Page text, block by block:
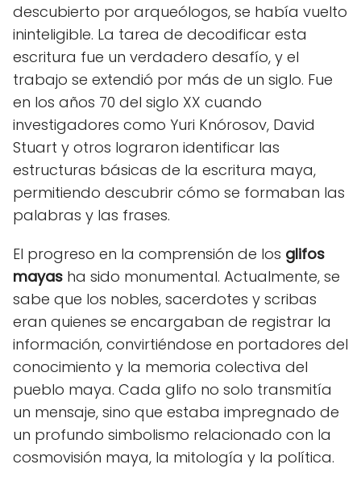
descubierto por arqueólogos, se había vuelto
ininteligible. La tarea de decodificar esta
escritura fue un verdadero desafío, y el
trabajo se extendió por más de un siglo. Fue
en los años 70 del siglo XX cuando
investigadores como Yuri Knórosov, David
Stuart y otros lograron identificar las
estructuras básicas de la escritura maya,
permitiendo descubrir cómo se formaban las
palabras y las frases.
El progreso en la comprensión de los glifos
mayas ha sido monumental. Actualmente, se
sabe que los nobles, sacerdotes y scribas
eran quienes se encargaban de registrar la
información, convirtiéndose en portadores del
conocimiento y la memoria colectiva del
pueblo maya. Cada glifo no solo transmitía
un mensaje, sino que estaba impregnado de
un profundo simbolismo relacionado con la
cosmovisión maya, la mitología y la política.